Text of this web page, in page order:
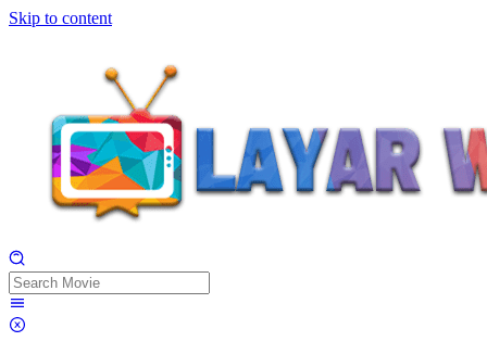
Skip to content